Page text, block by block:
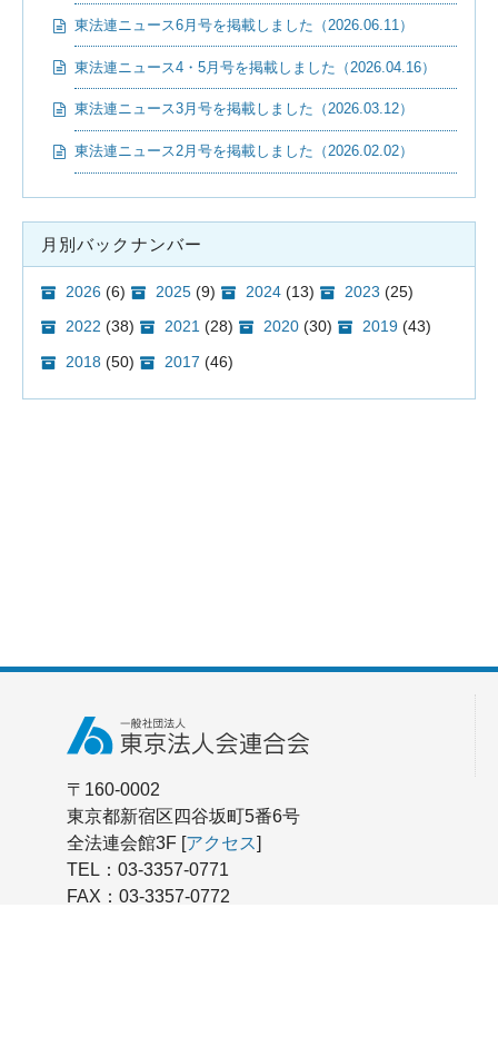
東法連ニュース6月号を掲載しました（2026.06.11）
東法連ニュース4・5月号を掲載しました（2026.04.16）
東法連ニュース3月号を掲載しました（2026.03.12）
東法連ニュース2月号を掲載しました（2026.02.02）
月別バックナンバー
2026 (6) 2025 (9) 2024 (13) 2023 (25)
2022 (38) 2021 (28) 2020 (30) 2019 (43)
2018 (50) 2017 (46)
〒160-0002
東京都新宿区四谷坂町5番6号
全法連会館3F [アクセス]
TEL：03-3357-0771
FAX：03-3357-0772